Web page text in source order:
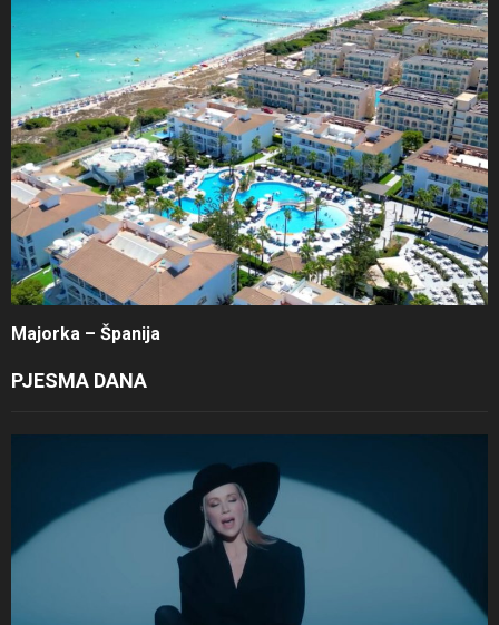
Majorka – Španija
PJESMA DANA